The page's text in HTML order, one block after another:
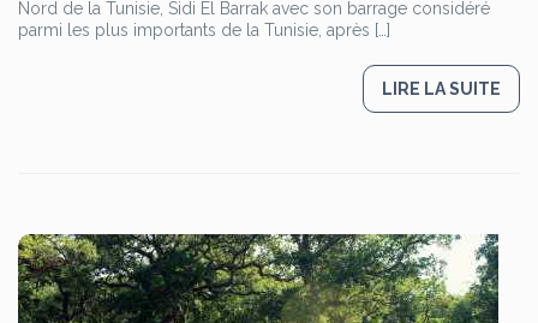
Nord de la Tunisie, Sidi El Barrak avec son barrage considéré
parmi les plus importants de la Tunisie, après […]
LIRE LA SUITE